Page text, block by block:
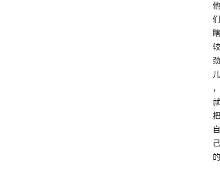
他
们
瞎
较
劲
儿
，
就
把
自
己
的